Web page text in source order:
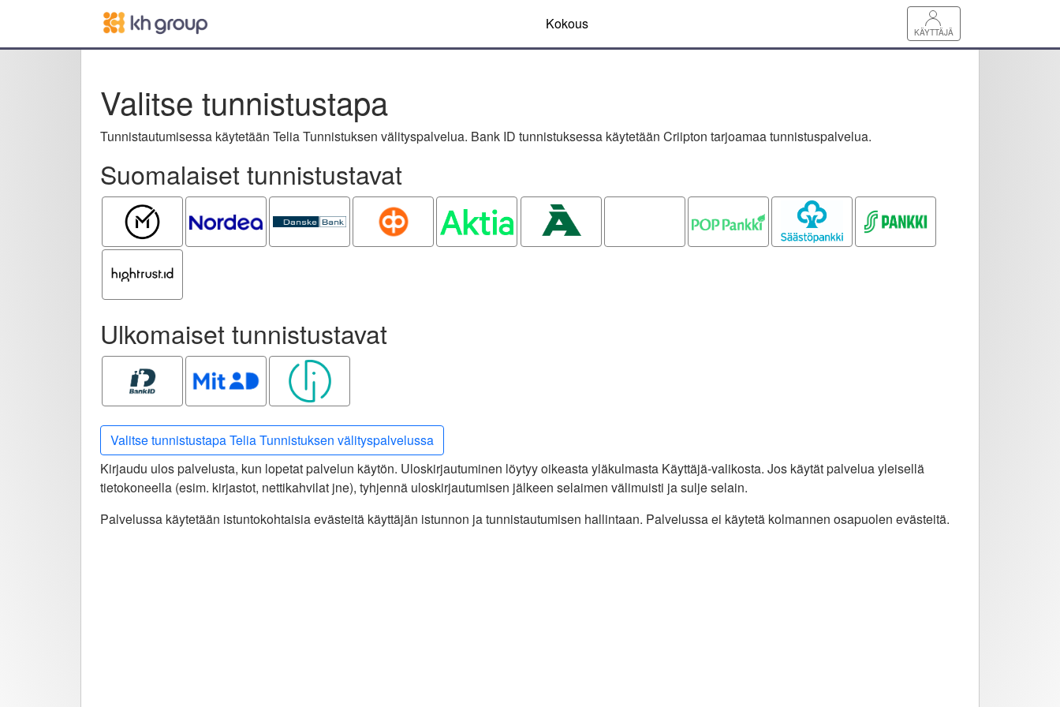
KÄYTTÄJÄ
Kokous
Valitse tunnistustapa
Tunnistautumisessa käytetään Telia Tunnistuksen välityspalvelua. Bank ID tunnistuksessa käytetään Criipton tarjoamaa tunnistuspalvelua.
Suomalaiset tunnistustavat
Mobiilivarmenne
Bank
OP Aktia Ålandsbanken Säästöpankki S-pankki
Ulkomaiset tunnistustavat
Bank ID MitID Smart ID
Valitse tunnistustapa Telia Tunnistuksen välityspalvelussa
Kirjaudu ulos palvelusta, kun lopetat palvelun käytön. Uloskirjautuminen löytyy oikeasta yläkulmasta Käyttäjä-valikosta. Jos käytät palvelua yleisellä
tietokoneella (esim. kirjastot, nettikahvilat jne), tyhjennä uloskirjautumisen jälkeen selaimen välimuisti ja sulje selain.
Palvelussa käytetään istuntokohtaisia evästeitä käyttäjän istunnon ja tunnistautumisen hallintaan. Palvelussa ei käytetä kolmannen osapuolen evästeitä.